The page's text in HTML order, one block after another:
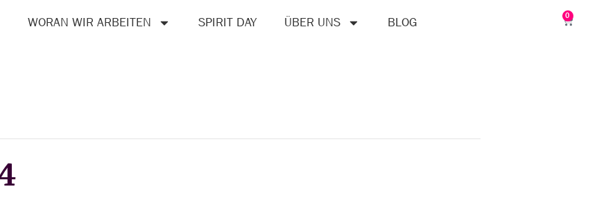
WORAN WIR ARBEITEN SPIRIT DAY ÜBER UNS BLOG 0